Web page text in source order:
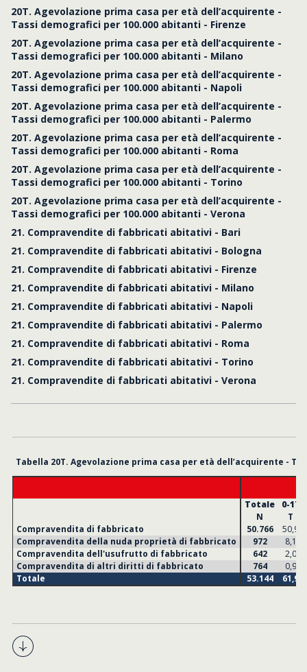
20T. Agevolazione prima casa per età dell’acquirente -
Tassi demografici per 100.000 abitanti - Firenze
20T. Agevolazione prima casa per età dell’acquirente -
Tassi demografici per 100.000 abitanti - Milano
20T. Agevolazione prima casa per età dell’acquirente -
Tassi demografici per 100.000 abitanti - Napoli
20T. Agevolazione prima casa per età dell’acquirente -
Tassi demografici per 100.000 abitanti - Palermo
20T. Agevolazione prima casa per età dell’acquirente -
Tassi demografici per 100.000 abitanti - Roma
20T. Agevolazione prima casa per età dell’acquirente -
Tassi demografici per 100.000 abitanti - Torino
20T. Agevolazione prima casa per età dell’acquirente -
Tassi demografici per 100.000 abitanti - Verona
21. Compravendite di fabbricati abitativi - Bari
21. Compravendite di fabbricati abitativi - Bologna
21. Compravendite di fabbricati abitativi - Firenze
21. Compravendite di fabbricati abitativi - Milano
21. Compravendite di fabbricati abitativi - Napoli
21. Compravendite di fabbricati abitativi - Palermo
21. Compravendite di fabbricati abitativi - Roma
21. Compravendite di fabbricati abitativi - Torino
21. Compravendite di fabbricati abitativi - Verona
Tabella 20T. Agevolazione prima casa per età dell’acquirente -
Totale
0-17
N
T
Compravendita di fabbricato
50.766 50,9
Compravendita della nuda proprietà di fabbricato
972
8,1
Compravendita dell'usufrutto di fabbricato
642
2,0
Compravendita di altri diritti di fabbricato
764
0,9
Totale
53.144 61,9